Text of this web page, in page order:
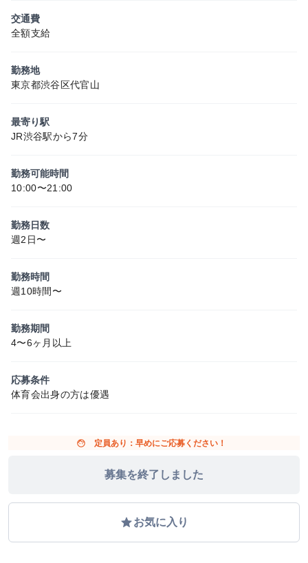
交通費
全額支給
勤務地
東京都渋谷区代官山
最寄り駅
JR渋谷駅から7分
勤務可能時間
10:00〜21:00
勤務日数
週2日〜
勤務時間
週10時間〜
勤務期間
4〜6ヶ月以上
応募条件
体育会出身の方は優遇
face 定員あり：早めにご応募ください！
募集を終了しました
gradeお気に入り